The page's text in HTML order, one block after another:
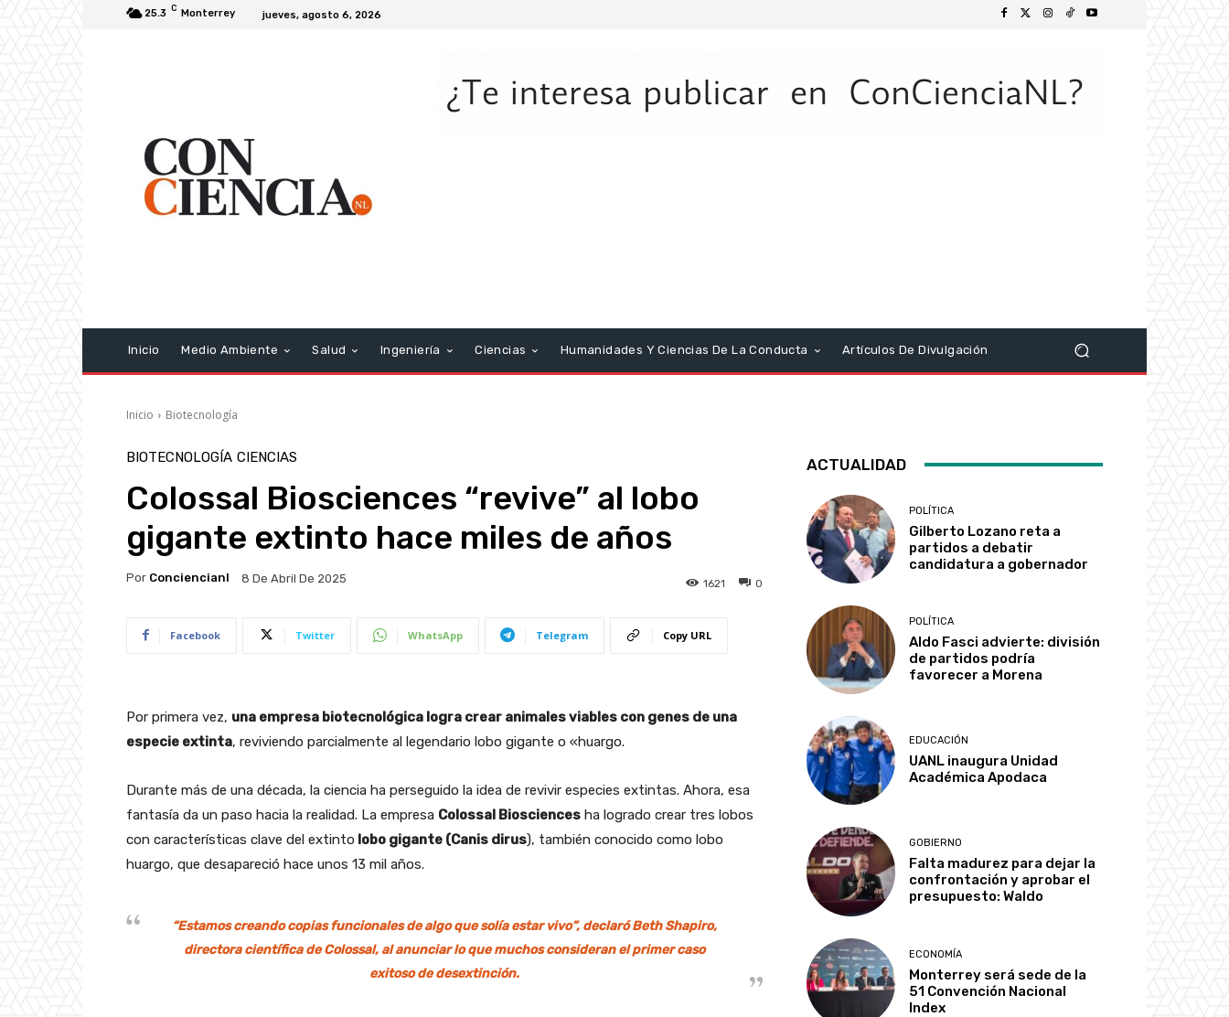
25.3 C Monterrey jueves, agosto 6, 2026
Inicio Medio Ambiente Salud Ingeniería Ciencias Humanidades Y Ciencias De La Conducta Artículos De Divulgación
Inicio Biotecnología
BIOTECNOLOGÍA CIENCIAS
Colossal Biosciences “revive” al lobo
gigante extinto hace miles de años
Por Conciencianl 8 De Abril De 2025 0
1621
Facebook Twitter WhatsApp Telegram Copy URL
Por primera vez, una empresa biotecnológica logra crear animales viables con genes de una
especie extinta, reviviendo parcialmente al legendario lobo gigante o «huargo.
Durante más de una década, la ciencia ha perseguido la idea de revivir especies extintas. Ahora, esa
fantasía da un paso hacia la realidad. La empresa Colossal Biosciences ha logrado crear tres lobos
con características clave del extinto lobo gigante (Canis dirus), también conocido como lobo
huargo, que desapareció hace unos 13 mil años.
“Estamos creando copias funcionales de algo que solía estar vivo”, declaró Beth Shapiro,
directora científica de Colossal, al anunciar lo que muchos consideran el primer caso
exitoso de desextinción.
ACTUALIDAD
POLÍTICA
Gilberto Lozano reta a
partidos a debatir
candidatura a gobernador
POLÍTICA
Aldo Fasci advierte: división
de partidos podría
favorecer a Morena
EDUCACIÓN
UANL inaugura Unidad
Académica Apodaca
GOBIERNO
Falta madurez para dejar la
confrontación y aprobar el
presupuesto: Waldo
ECONOMÍA
Monterrey será sede de la
51 Convención Nacional
Index